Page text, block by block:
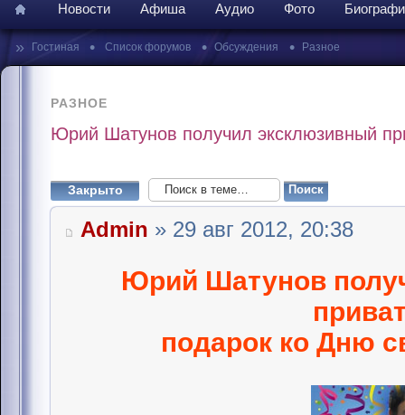
Новости Афиша Аудио Фото
» Гостиная • Список форумов • Обсуждения • Разное
РАЗНОЕ
Юрий Шатунов получил эксклюзивный
Закрыто
Admin » 29 авг 2012, 20:38
Юрий Шатунов
подарок ко Дню